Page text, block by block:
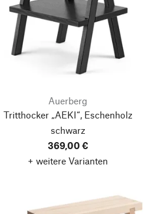
Auerberg
Tritthocker „AEKI“, Eschenholz
schwarz
369,00 €
+ weitere Varianten